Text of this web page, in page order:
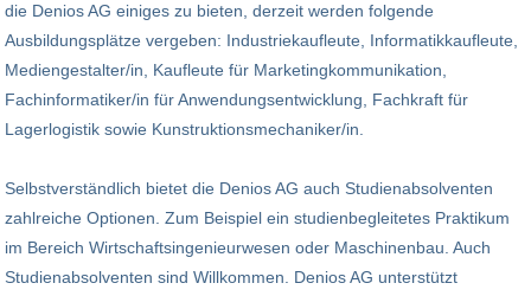
die Denios AG einiges zu bieten, derzeit werden folgende
Ausbildungsplätze vergeben: Industriekaufleute, Informatikkaufleute,
Mediengestalter/in, Kaufleute für Marketingkommunikation,
Fachinformatiker/in für Anwendungsentwicklung, Fachkraft für
Lagerlogistik sowie Kunstruktionsmechaniker/in.
Selbstverständlich bietet die Denios AG auch Studienabsolventen
zahlreiche Optionen. Zum Beispiel ein studienbegleitetes Praktikum
im Bereich Wirtschaftsingenieurwesen oder Maschinenbau. Auch
Studienabsolventen sind Willkommen. Denios AG unterstützt